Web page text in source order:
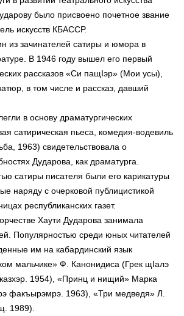
было присвоено почетное звание
искусств КБАССР.
из зачинателей сатиры и юмора в
В 1946 году вышел его первый
рассказов «Си пащIэр» (Мои усы),
в том числе и рассказ, давший
в основу драматургических
сатирическая пьеса, комедия-водевиль
1963) свидетельствовала о
Дударова, как драматурга.
сатиры писателя были его карикатуры
наряду с очерковой публицистикой
республиканских газет.
Хаути Дударова занимала
Популярностью среди юных читателей
им на кабардинский язык
мальчике» Ф. Канонидиса (Грек щIалэ
1954), «Принц и нищий» Марка
факъырэмрэ. 1963), «Три медведя» Л.
1989).